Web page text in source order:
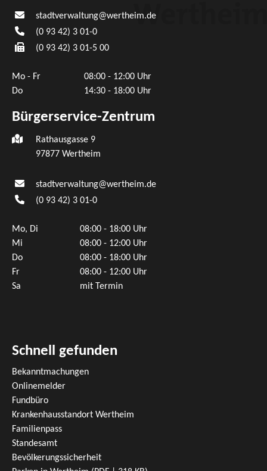
stadtverwaltung@wertheim.de
(0 93 42) 3 01-0
(0 93 42) 3 01-5 00
Mo - Fr
08:00 - 12:00 Uhr
Do
14:30 - 18:00 Uhr
Bürgerservice-Zentrum
Rathausgasse 9
97877 Wertheim
stadtverwaltung@wertheim.de
(0 93 42) 3 01-0
Mo, Di
08:00 - 18:00 Uhr
Mi
08:00 - 12:00 Uhr
Do
08:00 - 18:00 Uhr
Fr
08:00 - 12:00 Uhr
Sa
mit Termin
Schnell gefunden
Bekanntmachungen
Onlinemelder
Fundbüro
Krankenhausstandort Wertheim
Familienpass
Standesamt
Bevölkerungssicherheit